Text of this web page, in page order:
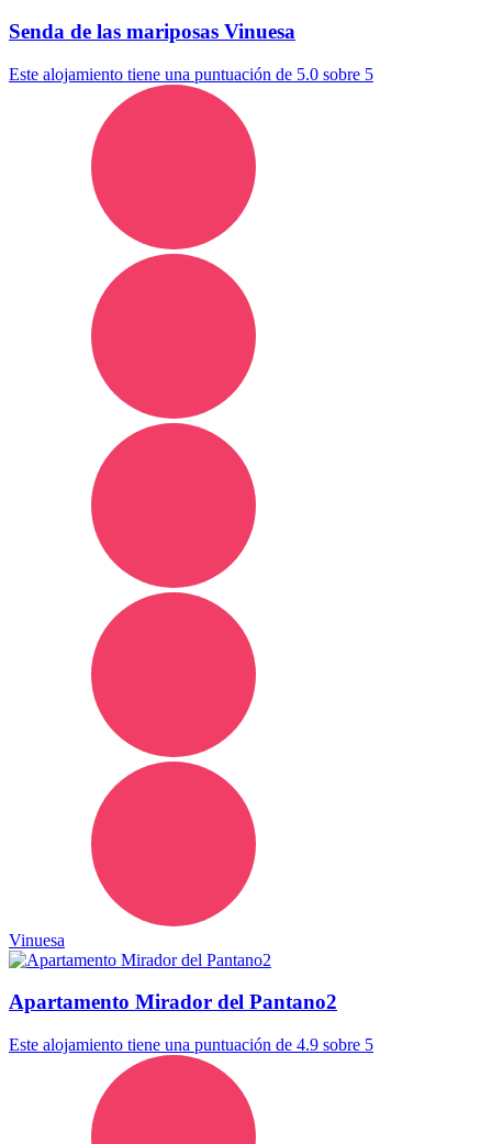
Senda de las mariposas Vinuesa
Este alojamiento tiene una puntuación de 5.0 sobre 5
Vinuesa
Apartamento Mirador del Pantano2
Este alojamiento tiene una puntuación de 4.9 sobre 5